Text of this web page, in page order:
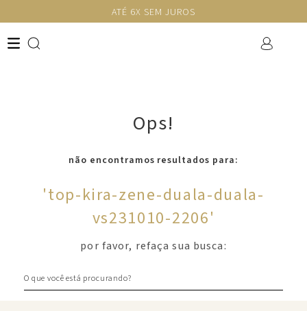
ATÉ 6X SEM JUROS
Ops!
não encontramos resultados para:
'top-kira-zene-duala-duala-
vs231010-2206'
por favor, refaça sua busca: